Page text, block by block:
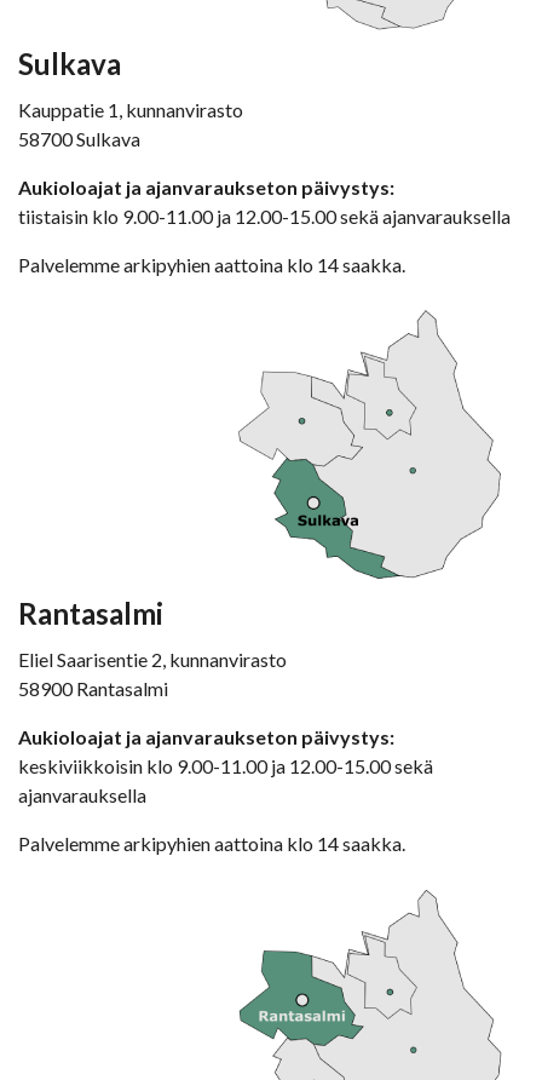
Sulkava
Kauppatie 1, kunnanvirasto
58700 Sulkava
Aukioloajat ja ajanvaraukseton päivystys:
tiistaisin klo 9.00-11.00 ja 12.00-15.00 sekä ajanvarauksella
Palvelemme arkipyhien aattoina klo 14 saakka.
Rantasalmi
Eliel Saarisentie 2, kunnanvirasto
58900 Rantasalmi
Aukioloajat ja ajanvaraukseton päivystys:
keskiviikkoisin klo 9.00-11.00 ja 12.00-15.00 sekä
ajanvarauksella
Palvelemme arkipyhien aattoina klo 14 saakka.